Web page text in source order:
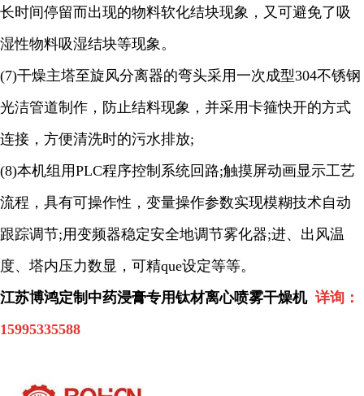
长时间停留而出现的物料软化结块现象，又可避免了吸
湿性物料吸湿结块等现象。
(7)干燥主塔至旋风分离器的弯头采用一次成型304不锈钢
光洁管道制作，防止结料现象，并采用卡箍快开的方式
连接，方便清洗时的污水排放;
(8)本机组用PLC程序控制系统回路;触摸屏动画显示工艺
流程，具有可操作性，变量操作参数实现模糊技术自动
跟踪调节;用变频器稳定安全地调节雾化器;进、出风温
度、塔内压力数显，可精que设定等等。
江苏博鸿定制中药浸膏专用钛材离心喷雾干燥机 详询：
15995335588